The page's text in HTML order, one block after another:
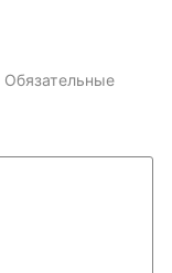
Обязательные